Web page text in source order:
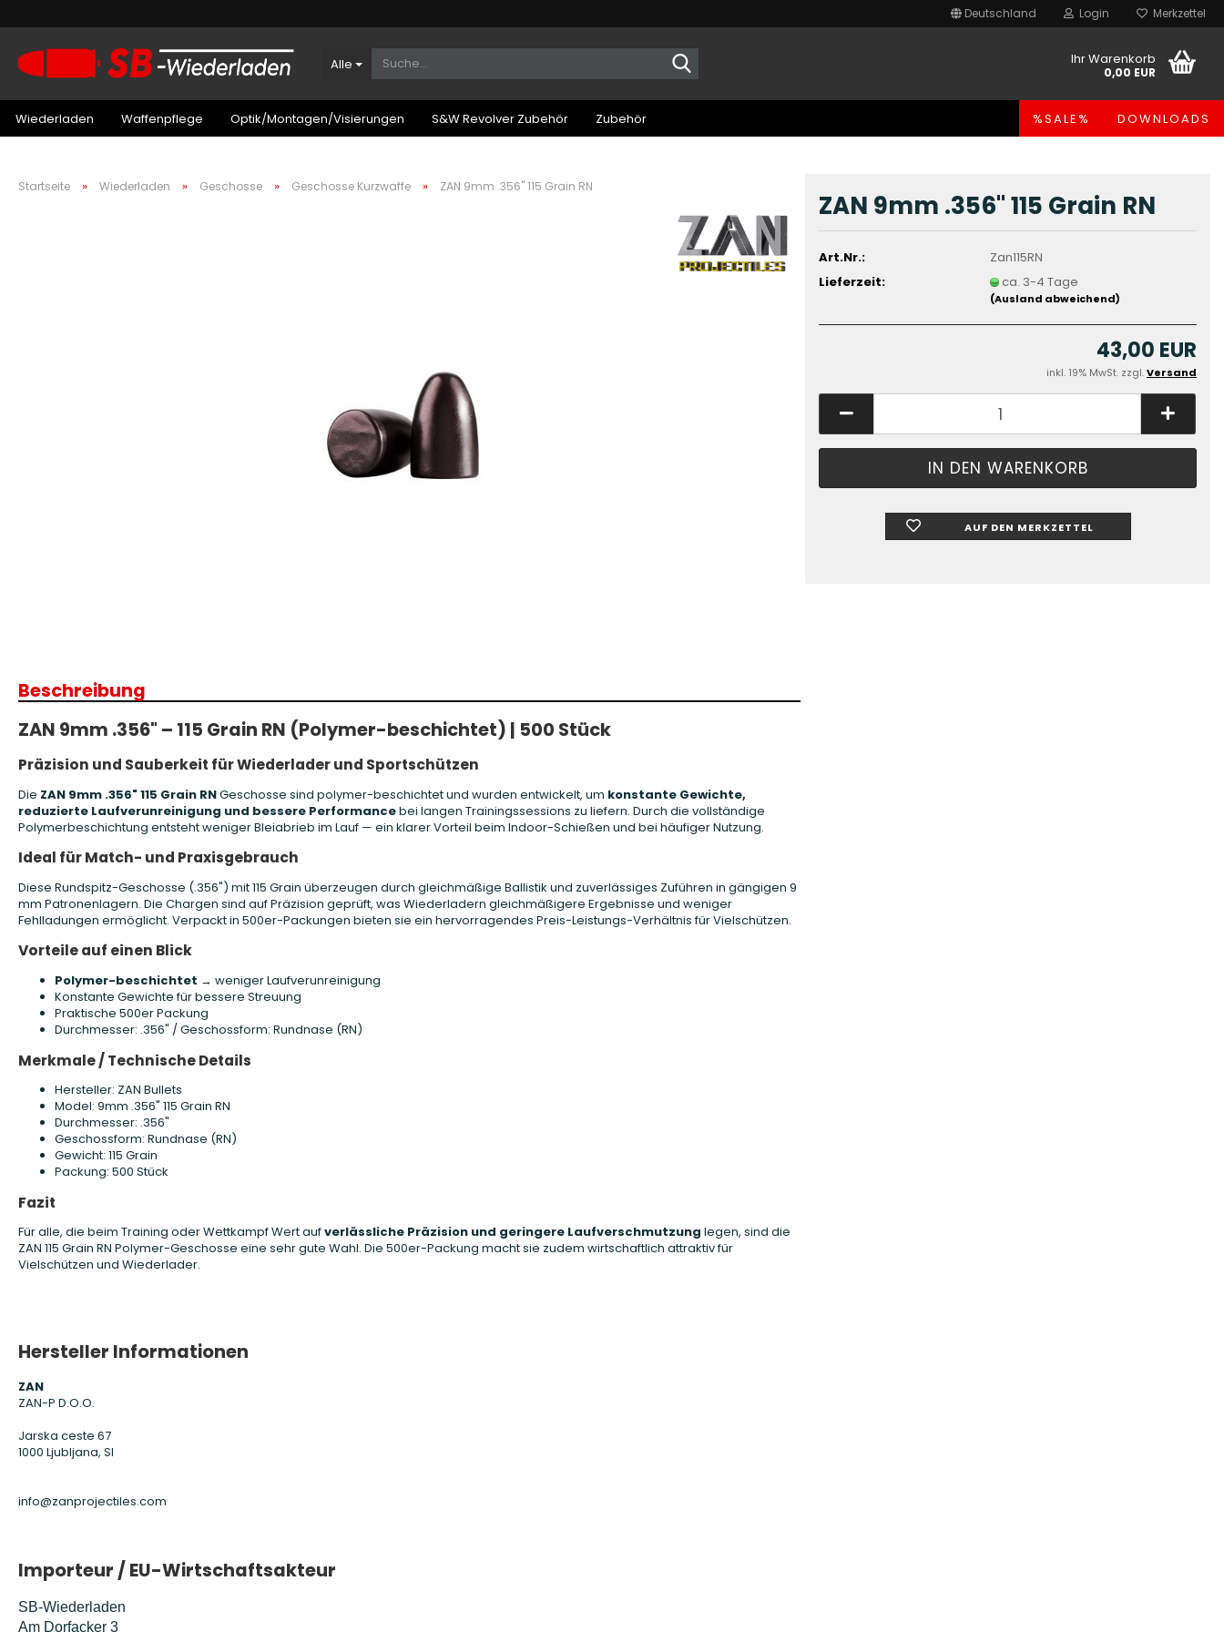
Deutschland Login Merkzettel
Alle
Suche... Ihr Warenkorb
0,00 EUR
Wiederladen
Ladepressen
Ladepressen Zubehör
Waffenpflege Optik/Montagen/Visierungen S&W Revolver Zubehör Zubehör %SALE% DOWNLOADS
Startseite » Wiederladen » Geschosse » Geschosse Kurzwaffe » ZAN 9mm .356" 115 Grain RN
ZAN 9mm .356" 115 Grain RN
Art.Nr.:
Zan115RN
Lieferzeit:
ca. 3-4 Tage
(Ausland abweichend)
43,00 EUR
inkl. 19% MwSt. zzgl.Versand
AUF DEN MERKZETTEL
Beschreibung
ZAN 9mm .356" – 115 Grain RN (Polymer-beschichtet) | 500 Stück
Präzision und Sauberkeit für Wiederlader und Sportschützen
Die ZAN 9mm .356" 115 Grain RNGeschosse sind polymer-beschichtet und wurden entwickelt, um konstante Gewichte,
reduzierte Laufverunreinigung und bessere Performancebei langen Trainingssessions zu liefern. Durch die vollständige
Polymerbeschichtung entsteht weniger Bleiabrieb im Lauf — ein klarer Vorteil beim Indoor-Schießen und bei häufiger Nutzung.
Ideal für Match- und Praxisgebrauch
Diese Rundspitz-Geschosse (.356") mit 115 Grain überzeugen durch gleichmäßige Ballistik und zuverlässiges Zuführen in gängigen 9
mm Patronenlagern. Die Chargen sind auf Präzision geprüft, was Wiederladern gleichmäßigere Ergebnisse und weniger
Fehlladungen ermöglicht. Verpackt in 500er-Packungen bieten sie ein hervorragendes Preis-Leistungs-Verhältnis für Vielschützen.
Vorteile auf einen Blick
Polymer-beschichtet → weniger Laufverunreinigung
Konstante Gewichte für bessere Streuung
Praktische 500er Packung
Durchmesser: .356" / Geschossform: Rundnase (RN)
Merkmale / Technische Details
Hersteller: ZAN Bullets
Model: 9mm .356" 115 Grain RN
Durchmesser: .356"
Geschossform: Rundnase (RN)
Gewicht: 115 Grain
Packung: 500 Stück
Fazit
Für alle, die beim Training oder Wettkampf Wert aufverlässliche Präzision und geringere Laufverschmutzung legen, sind die
ZAN 115 Grain RN Polymer-Geschosse eine sehr gute Wahl. Die 500er-Packung macht sie zudem wirtschaftlich attraktiv für
Vielschützen und Wiederlader.
Hersteller Informationen
ZAN
ZAN-P D.O.O.
Jarska ceste 67
1000 Ljubljana, SI
info@zanprojectiles.com
Importeur / EU-Wirtschaftsakteur
SB-Wiederladen
Am Dorfacker 3